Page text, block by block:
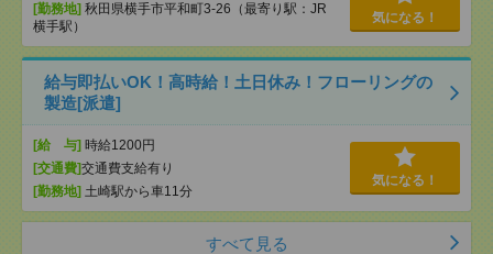
[勤務地] 秋田県横手市平和町3-26（最寄り駅：JR
横手駅）
気になる！
給与即払いOK！高時給！土日休み！フローリングの
製造[派遣]
[給 与] 時給1200円
[交通費]交通費支給有り
[勤務地] 土崎駅から車11分
気になる！
すべて見る